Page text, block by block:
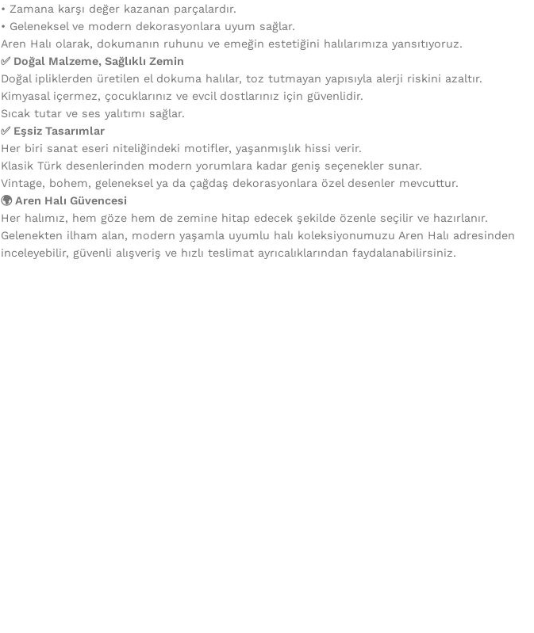
•⁠ ⁠Zamana karşı değer kazanan parçalardır.
•⁠ ⁠Geleneksel ve modern dekorasyonlara uyum sağlar.
Aren Halı olarak, dokumanın ruhunu ve emeğin estetiğini halılarımıza yansıtıyoruz.
✅ Doğal Malzeme, Sağlıklı Zemin
Doğal ipliklerden üretilen el dokuma halılar, toz tutmayan yapısıyla alerji riskini azaltır.
Kimyasal içermez, çocuklarınız ve evcil dostlarınız için güvenlidir.
Sıcak tutar ve ses yalıtımı sağlar.
✅ Eşsiz Tasarımlar
Her biri sanat eseri niteliğindeki motifler, yaşanmışlık hissi verir.
Klasik Türk desenlerinden modern yorumlara kadar geniş seçenekler sunar.
Vintage, bohem, geleneksel ya da çağdaş dekorasyonlara özel desenler mevcuttur.
🌍 Aren Halı Güvencesi
Her halımız, hem göze hem de zemine hitap edecek şekilde özenle seçilir ve hazırlanır.
Gelenekten ilham alan, modern yaşamla uyumlu halı koleksiyonumuzu Aren Halı adresinden
inceleyebilir, güvenli alışveriş ve hızlı teslimat ayrıcalıklarından faydalanabilirsiniz.